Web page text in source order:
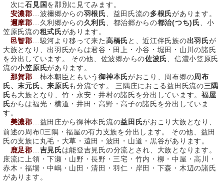
次に石見国を郡別に見てみます。
安濃郡 …波禰郷からの羽根氏 、益田氏流の多根氏があります。
邇摩郡 …久利郷からの久利氏 、都治郷からの都治(つち)氏 、小
笠原氏流の租式氏があります。
邑智郡 …駿河より移って来た高橋氏と、近江伴氏族の出羽氏が
大族となり、出羽氏からは君谷・田上・小谷・堀田・山川の諸氏
を分出しています。 その他、佐波郷からの佐波氏 、信濃小笠原氏
流の小笠原氏があります。
那賀郡 …柿本朝臣ともいう御神本氏がおこり、周布郷の周布
氏、末元氏、来原氏も分流です。 三隅庄におこる益田氏流の三隅
氏も大族となり、竹・永安・井村の諸氏を分出しています。 福屋
氏からは福光・横道・井田・高野・高子の諸氏を分出していま
す。
美濃郡 …益田庄から御神本氏流の益田氏がおこり大族となり、
前述の周布三隅・福屋の有力支族を分出します。 その他、益田
氏の支族に丸毛・大草・遠田・波田・山道・黒谷があります。
鹿足郡
吉見氏は能登吉見氏の分流とされ、大族となります。
庶流に上領・下瀬・山野・長野・三宅・竹内・柳・中屋・高川・
赤木・福場・中嶋・山田・清田・羽仁・岸田・下森・木辺の諸氏
があります。